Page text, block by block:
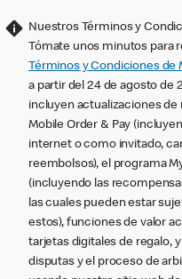
Nuestros Términos y
Tómate unos minutos para
Términos y Condiciones de
a partir del 24 de agosto de
incluyen actualizaciones
Mobile Order & Pay
internet o como invitado,
reembolsos), el programa
(incluyendo las
las cuales pueden estar
estos), funciones de valor
tarjetas digitales de regalo,
disputas y el proceso de